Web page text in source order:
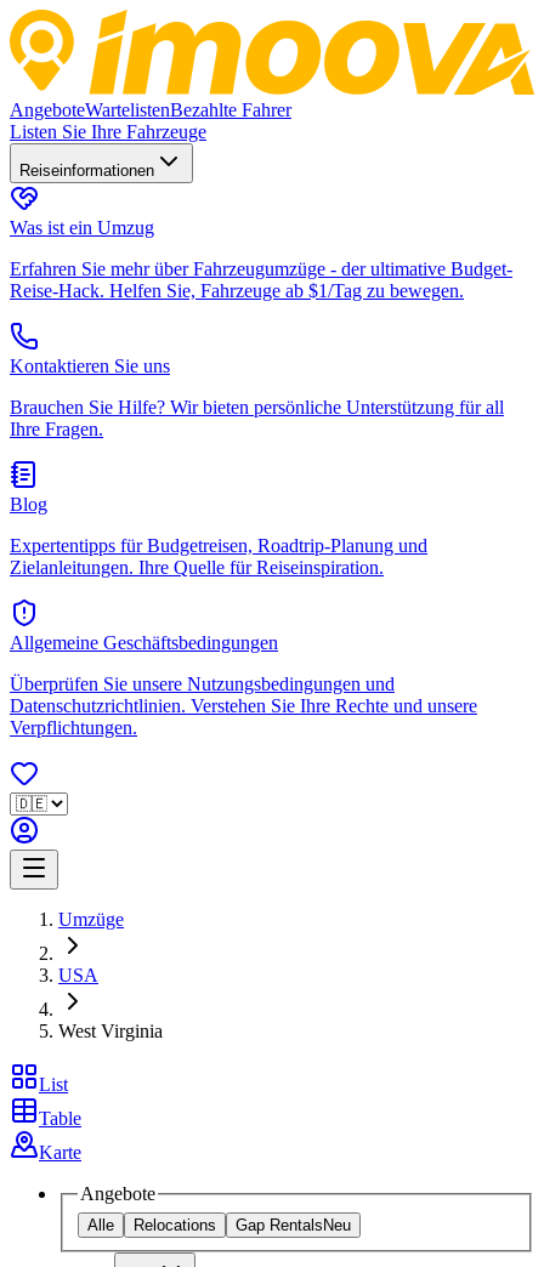
AngeboteWartelistenBezahlte Fahrer
Listen Sie Ihre Fahrzeuge
Reiseinformationen
Was ist ein Umzug
Erfahren Sie mehr über Fahrzeugumzüge - der ultimative Budget-
Reise-Hack. Helfen Sie, Fahrzeuge ab $1/Tag zu bewegen.
Kontaktieren Sie uns
Brauchen Sie Hilfe? Wir bieten persönliche Unterstützung für all
Ihre Fragen.
Blog
Expertentipps für Budgetreisen, Roadtrip-Planung und
Zielanleitungen. Ihre Quelle für Reiseinspiration.
Allgemeine Geschäftsbedingungen
Überprüfen Sie unsere Nutzungsbedingungen und
Datenschutzrichtlinien. Verstehen Sie Ihre Rechte und unsere
Verpflichtungen.
Umzüge
USA
West Virginia
List
Table
Karte
Angebote
Alle Relocations Gap Rentals Neu